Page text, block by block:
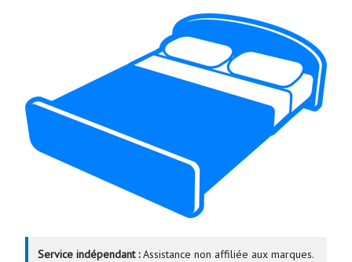
Service indépendant :Assistance non affiliée aux marques.